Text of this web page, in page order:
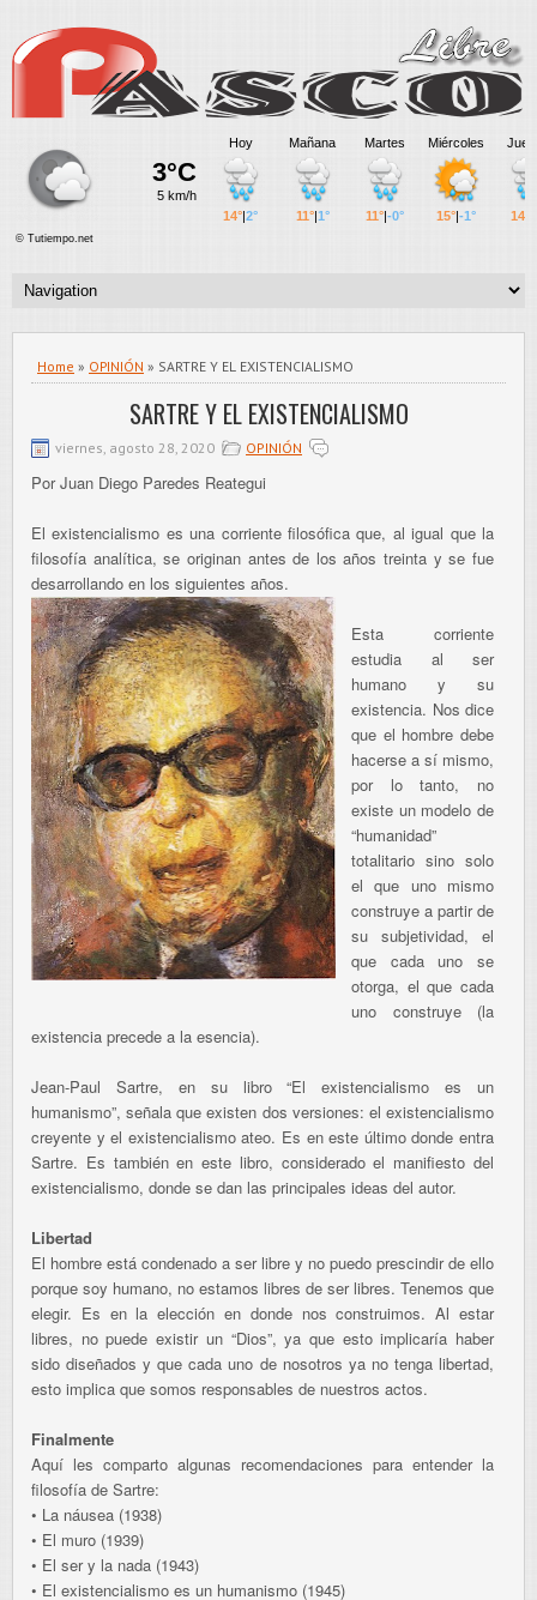
Home » OPINIÓN » SARTRE Y EL EXISTENCIALISMO
SARTRE Y EL EXISTENCIALISMO
viernes, agosto 28, 2020 OPINIÓN
Por Juan Diego Paredes Reategui
El existencialismo es una corriente filosófica que, al igual que la
filosofía analítica, se originan antes de los años treinta y se fue
desarrollando en los siguientes años.
Esta corriente
estudia al ser
humano y su
existencia. Nos dice
que el hombre debe
hacerse a sí mismo,
por lo tanto, no
existe un modelo de
“humanidad”
totalitario sino solo
el que uno mismo
construye a partir de
su subjetividad, el
que cada uno se
otorga, el que cada
uno construye (la
existencia precede a la esencia).
Jean-Paul Sartre, en su libro “El existencialismo es un
humanismo”, señala que existen dos versiones: el existencialismo
creyente y el existencialismo ateo. Es en este último donde entra
Sartre. Es también en este libro, considerado el manifiesto del
existencialismo, donde se dan las principales ideas del autor.
Libertad
El hombre está condenado a ser libre y no puedo prescindir de ello
porque soy humano, no estamos libres de ser libres. Tenemos que
elegir. Es en la elección en donde nos construimos. Al estar
libres, no puede existir un “Dios”, ya que esto implicaría haber
sido diseñados y que cada uno de nosotros ya no tenga libertad,
esto implica que somos responsables de nuestros actos.
Finalmente
Aquí les comparto algunas recomendaciones para entender la
filosofía de Sartre:
• La náusea (1938)
• El muro (1939)
• El ser y la nada (1943)
• El existencialismo es un humanismo (1945)